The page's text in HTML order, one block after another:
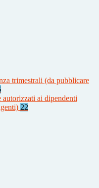
trimestrali (da pubblicare
ai dipendenti
22